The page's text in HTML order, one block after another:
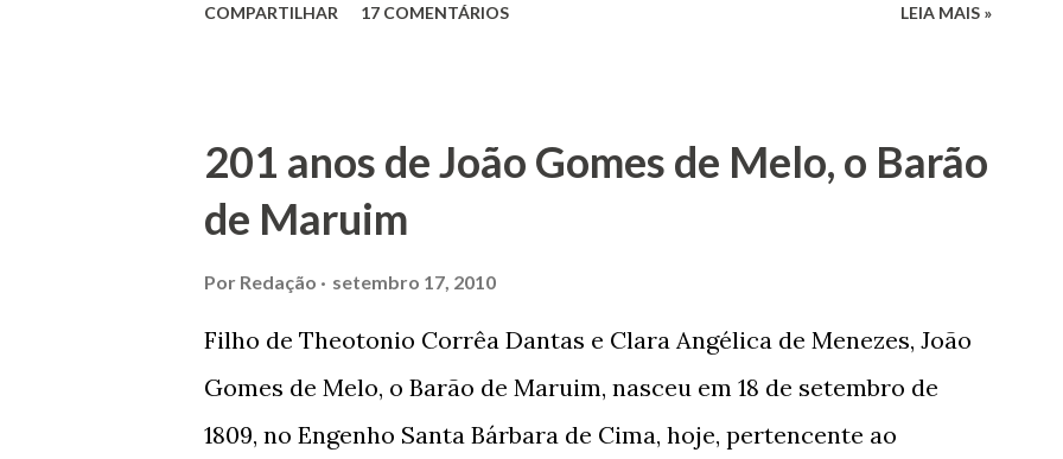
se dedicar aos estudos, e então passou a colocar o trabalho em
primeiro plano para auxiliar na renda familiar. No comércio foi
garçon, dono de bar, de armarinho e depois de uma panificação. “Ao
COMPARTILHAR 17 COMENTÁRIOS LEIA MAIS »
201 anos de João Gomes de Melo, o Barão
de Maruim
Por Redação setembro 17, 2010
Filho de Theotonio Corrêa Dantas e Clara Angélica de Menezes, João
Gomes de Melo, o Barão de Maruim, nasceu em 18 de setembro de
1809, no Engenho Santa Bárbara de Cima, hoje, pertencente ao